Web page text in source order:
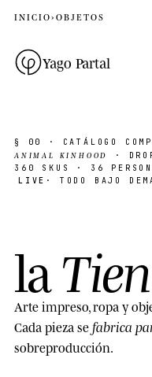
INICIO› OBJETOS
Yago Partal
§ 00
· CATÁLOGO
ANIMAL KINHOOD
·
360
SKUS · 36
LIVE · TODO BAJO
la
Arte impreso, ropa y
Cada pieza sefabrica
sobreproducción.